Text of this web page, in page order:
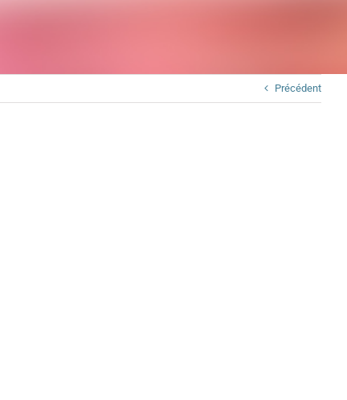
Précédent